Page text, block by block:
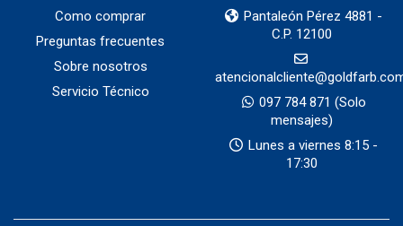
Como comprar
Preguntas frecuentes
Sobre nosotros
Servicio Técnico
Pantaleón Pérez 4881 -
C.P. 12100
097 784 871 (Solo
mensajes)
Lunes a viernes 8:15 -
17:30